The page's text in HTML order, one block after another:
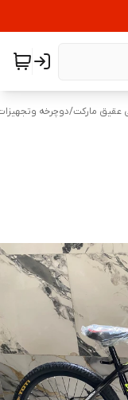
عقیق مارکت/دوچرخه